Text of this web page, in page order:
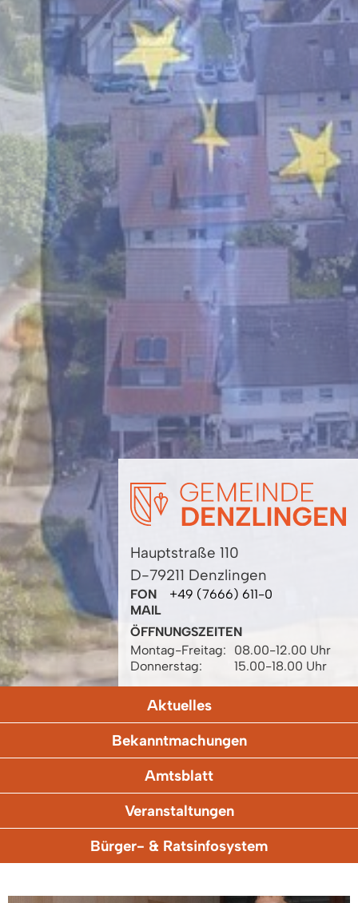
Hauptstraße 110
D-79211 Denzlingen
FON
+49 (7666) 611-0
MAIL
ÖFFNUNGSZEITEN
Montag-Freitag:
08.00-12.00 Uhr
Donnerstag:
15.00-18.00 Uhr
Aktuelles
Bekanntmachungen
Amtsblatt
Veranstaltungen
Bürger- & Ratsinfosystem